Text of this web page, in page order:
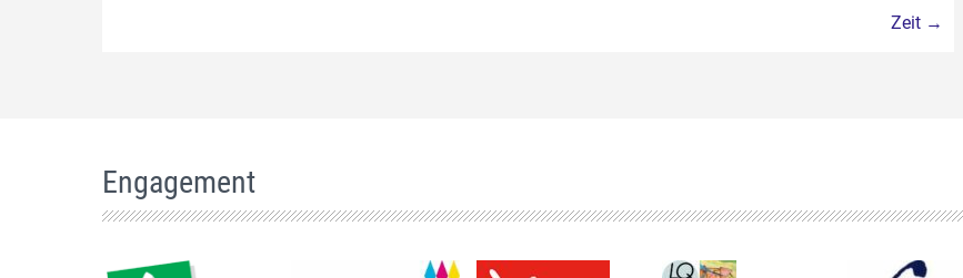
Zeit →
Engagement